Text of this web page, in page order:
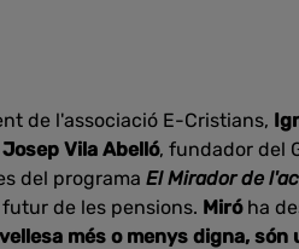
de l'associació E-Cristians,
Josep Vila Abelló, fundador del
del programa El Mirador de
de les pensions. Miró ha
més o menys digna,